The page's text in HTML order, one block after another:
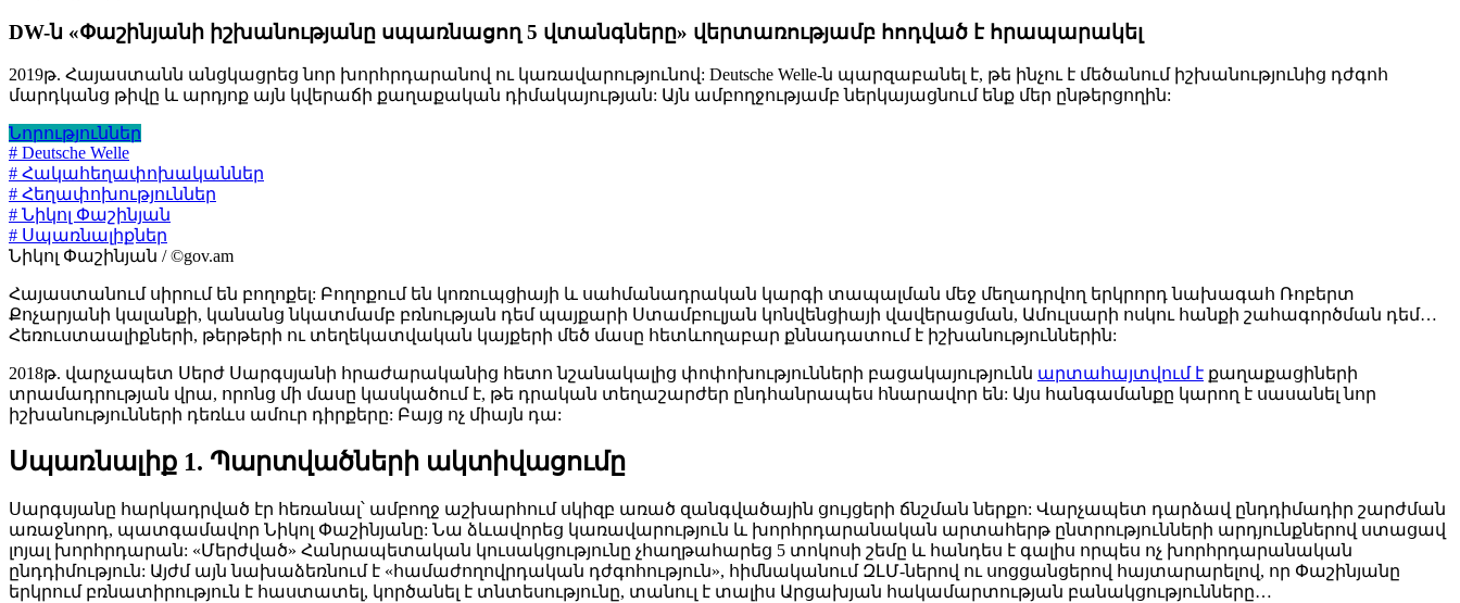
DW-ն «Փաշինյանի իշխանությանը սպառնացող 5 վտանգները» վերտառությամբ հոդված է հրապարակել
2019թ. Հայաստանն անցկացրեց նոր խորհրդարանով ու կառավարությունով: Deutsche Welle-ն պարզաբանել է, թե ինչու է մեծանում իշխանությունից դժգոհ
մարդկանց թիվը և արդյոք այն կվերաճի քաղաքական դիմակայության: Այն ամբողջությամբ ներկայացնում ենք մեր ընթերցողին:
Նորություններ
# Deutsche Welle
# Հակահեղափոխականներ
# Հեղափոխություններ
# Նիկոլ Փաշինյան
# Սպառնալիքներ
Նիկոլ Փաշինյան / ©gov.am
Հայաստանում սիրում են բողոքել: Բողոքում են կոռուպցիայի և սահմանադրական կարգի տապալման մեջ մեղադրվող երկրորդ նախագահ Ռոբերտ
Քոչարյանի կալանքի, կանանց նկատմամբ բռնության դեմ պայքարի Ստամբուլյան կոնվենցիայի վավերացման, Ամուլսարի ոսկու հանքի շահագործման դեմ…
Հեռուստաալիքների, թերթերի ու տեղեկատվական կայքերի մեծ մասը հետևողաբար քննադատում է իշխանություններին:
2018թ. վարչապետ Սերժ Սարգսյանի հրաժարականից հետո նշանակալից փոփոխությունների բացակայությունն արտահայտվում է քաղաքացիների
տրամադրության վրա, որոնց մի մասը կասկածում է, թե դրական տեղաշարժեր ընդհանրապես հնարավոր են: Այս հանգամանքը կարող է սասանել նոր
իշխանությունների դեռևս ամուր դիրքերը: Բայց ոչ միայն դա:
Սպառնալիք 1. Պարտվածների ակտիվացումը
Սարգսյանը հարկադրված էր հեռանալ՝ ամբողջ աշխարհում սկիզբ առած զանգվածային ցույցերի ճնշման ներքո: Վարչապետ դարձավ ընդդիմադիր շարժման
առաջնորդ, պատգամավոր Նիկոլ Փաշինյանը: Նա ձևավորեց կառավարություն և խորհրդարանական արտահերթ ընտրությունների արդյունքներով ստացավ
լոյալ խորհրդարան: «Մերժված» Հանրապետական կուսակցությունը չհաղթահարեց 5 տոկոսի շեմը և հանդես է գալիս որպես ոչ խորհրդարանական
ընդդիմություն: Այժմ այն նախաձեռնում է «համաժողովրդական դժգոհություն», հիմնականում ԶԼՄ-ներով ու սոցցանցերով հայտարարելով, որ Փաշինյանը
երկրում բռնատիրություն է հաստատել, կործանել է տնտեսությունը, տանուլ է տալիս Արցախյան հակամարտության բանակցությունները…